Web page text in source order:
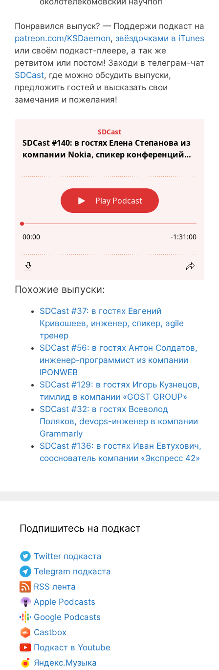
Понравился выпуск? — Поддержи подкаст на
patreon.com/KSDaemon, звёздочками в iTunes
или своём подкаст-плеере, а так же
ретвитом или постом! Заходи в телеграм-чат
SDCast, где можно обсудить выпуски,
предложить гостей и высказать свои
замечания и пожелания!
Похожие выпуски:
SDCast #37: в гостях Евгений
Кривошеев, инженер, спикер, agile
тренер
SDCast #56: в гостях Антон Солдатов,
инженер-программист из компании
IPONWEB
SDCast #129: в гостях Игорь Кузнецов,
тимлид в компании «GOST GROUP»
SDCast #32: в гостях Всеволод
Поляков, devops-инженер в компании
Grammarly
SDCast #136: в гостях Иван Евтухович,
сооснователь компании «Экспресс 42»
Подпишитесь на подкаст
Twitter подкаста
Telegram подкаста
RSS лента
Apple Podcasts
Google Podcasts
Castbox
Подкаст в Youtube
Яндекс.Музыка